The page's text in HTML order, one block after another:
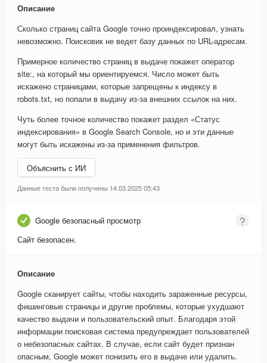
Описание
Сколько страниц сайта Google точно проиндексировал, узнать
невозможно. Поисковик не ведет базу данных по URL-адресам.
Примерное количество страниц в выдаче покажет оператор
site:, на который мы ориентируемся. Число может быть
искажено страницами, которые запрещены к индексу в
robots.txt, но попали в выдачу из-за внешних ссылок на них.
Чуть более точное количество покажет раздел «Статус
индексирования» в Google Search Console, но и эти данные
могут быть искажены из-за применения фильтров.
Объяснить с ИИ
Данные теста были получены 14.03.2025 05:43
Google безопасный просмотр
Сайт безопасен.
Описание
Google сканирует сайты, чтобы находить зараженные ресурсы,
фишинговые страницы и другие проблемы, которые ухудшают
качество выдачи и пользовательский опыт. Благодаря этой
информации поисковая система предупреждает пользователей
о небезопасных сайтах. В случае, если сайт будет признан
опасным, Google может понизить его в выдаче или удалить.